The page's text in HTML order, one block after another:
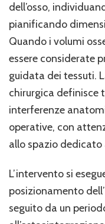
dell’osso,
pianificando
Quando i volumi
essere considerate
guidata dei tessuti.
chirurgica definisce
interferenze
operative, con
allo spazio
L’intervento si
posizionamento
seguito da un